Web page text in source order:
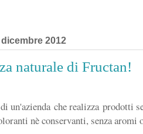
2012
naturale di Fructan!
un'azienda che realizza prodotti
nè conservanti, senza